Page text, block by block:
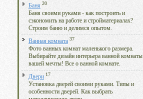
Баня 20
Баня своими руками - как построить и
сэкономить на работе и стройматериалах?
Строим баню и делимся опытом.
Ванная комната 37
Фото ванных комнат маленького размера.
Выбирайте дизайн интерьера ванной комнаты
вашей мечты! Все о ванной комнате.
Двери 17
Установка дверей своими руками. Типы и
особенности дверей. Как выбрать